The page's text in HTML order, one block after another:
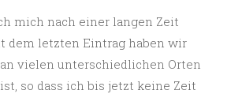
mich nach einer langen Zeit
dem letzten Eintrag haben wir
vielen unterschiedlichen Orten
so dass ich bis jetzt keine Zeit